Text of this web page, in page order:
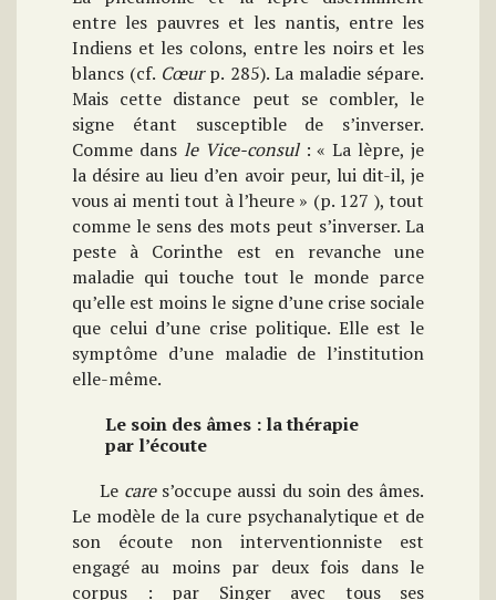
entre les pauvres et les nantis, entre les
Indiens et les colons, entre les noirs et les
blancs (cf. Cœurp. 285). La maladie sépare.
Mais cette distance peut se combler, le
signe étant susceptible de s’inverser.
Comme dans le Vice-consul: « La lèpre, je
la désire au lieu d’en avoir peur, lui dit-il, je
vous ai menti tout à l’heure » (p. 127 ), tout
comme le sens des mots peut s’inverser. La
peste à Corinthe est en revanche une
maladie qui touche tout le monde parce
qu’elle est moins le signe d’une crise sociale
que celui d’une crise politique. Elle est le
symptôme d’une maladie de l’institution
elle-même.
Le soin des âmes : la thérapie
par l’écoute
Le cares’occupe aussi du soin des âmes.
Le modèle de la cure psychanalytique et de
son écoute non interventionniste est
engagé au moins par deux fois dans le
corpus : par Singer avec tous ses